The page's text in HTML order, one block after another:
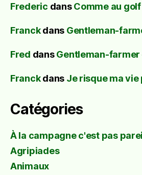
Frederic dansComme au golf
Franckdans Gentleman-
Fred dansGentleman-farmer
Franckdans Je risque ma vie
Catégories
À la campagne c'est pas
Agripiades
Animaux